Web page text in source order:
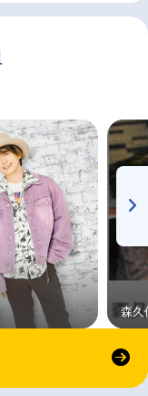
森久